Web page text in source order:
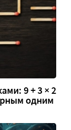
9 + 3 × 2
одним